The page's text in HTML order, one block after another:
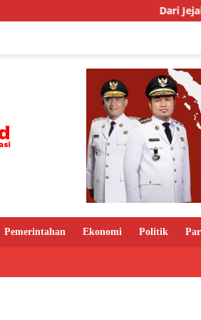
Dari Jejak Pohon Tua
Pemerintahan Ekonomi Politik